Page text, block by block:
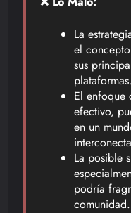
La
el
sus
plataformas.
El enfoque
efectivo,
en un
La posible
podría
comunidad.